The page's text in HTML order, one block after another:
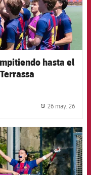
hasta el
26 may. 26
badge